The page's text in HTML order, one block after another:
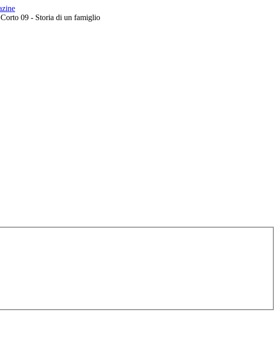
Corto 09 - Storia di un famiglio